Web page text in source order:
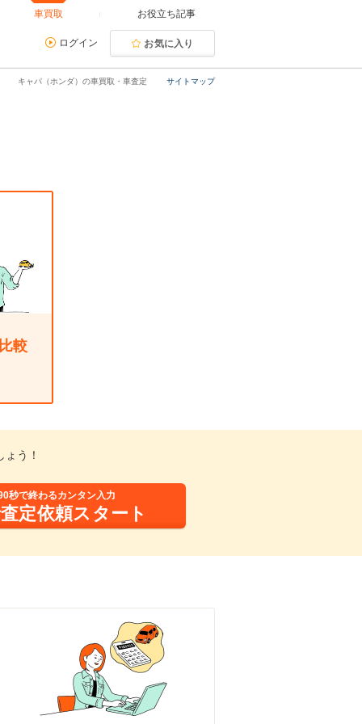
車買取 お役立ち記事
ログイン お気に入り
サイトマップ
キャパ（ホンダ）の車買取・車査定
較
う！
秒で終わるカンタン入力
定依頼スタート